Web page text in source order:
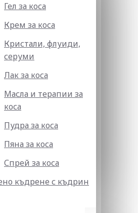
Гел за коса
Крем за коса
Кристали, флуиди,
серуми
Лак за коса
Масла и терапии за
коса
Пудра за коса
Пяна за коса
Спрей за коса
къдрене с къдрин